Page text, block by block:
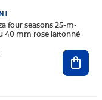
four seasons 25-m-
rouleau 40 mm rose laitonné